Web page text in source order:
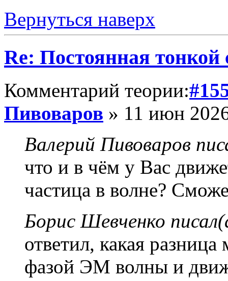
Вернуться наверх
Re: Постоянная тонкой
Комментарий теории:
Пивоваров » 11 июн
Валерий Пивоваров
что и в чём у Вас
частица в волне?
Борис Шевченко
ответил, какая
фазой ЭМ волны и